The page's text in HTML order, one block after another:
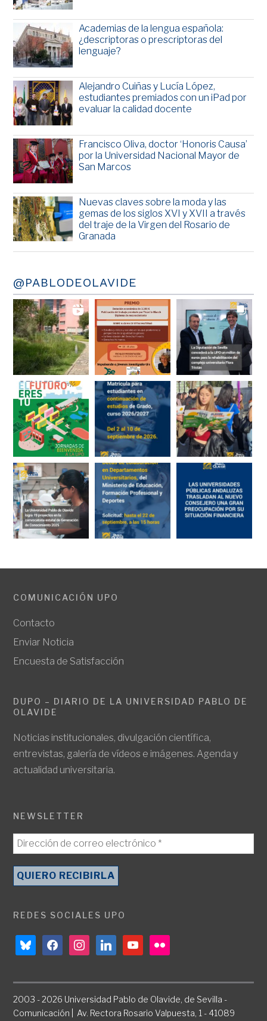
Academias de la lengua española:
¿descriptoras o prescriptoras del
lenguaje?
Alejandro Cuiñas y Lucía López,
estudiantes premiados con un iPad por
evaluar la calidad docente
Francisco Oliva, doctor ‘Honoris Causa’
por la Universidad Nacional Mayor de
San Marcos
Nuevas claves sobre la moda y las
gemas de los siglos XVI y XVII a través
del traje de la Virgen del Rosario de
Granada
@PABLODEOLAVIDE
COMUNICACIÓN UPO
Contacto
Enviar Noticia
Encuesta de Satisfacción
DUPO – DIARIO DE LA UNIVERSIDAD PABLO DE
OLAVIDE
Noticias institucionales, divulgación científica,
entrevistas, galería de vídeos e imágenes. Agenda y
actualidad universitaria.
NEWSLETTER
REDES SOCIALES UPO
blueskyfacebookinstagramlinkedinyoutubeflickr
2003 - 2026 Universidad Pablo de Olavide, de Sevilla -
Comunicación | Av. Rectora Rosario Valpuesta, 1 - 41089